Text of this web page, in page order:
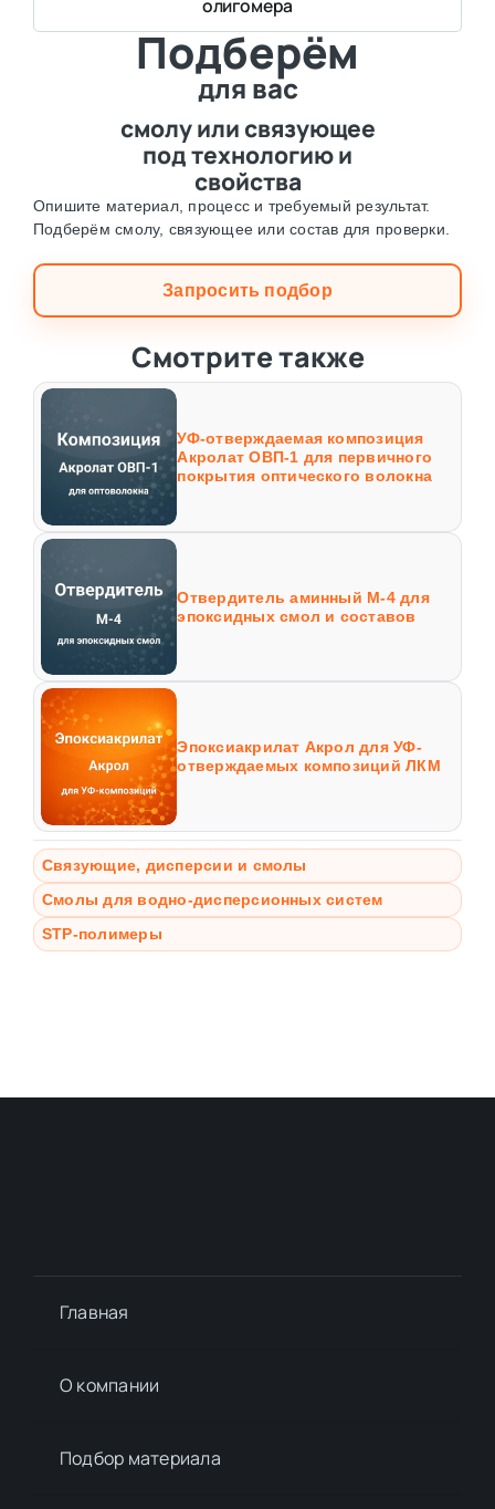
олигомера
Подберём
для вас
смолу или связующее
под технологию и
свойства
Опишите материал, процесс и требуемый результат.
Подберём смолу, связующее или состав для проверки.
Запросить подбор
Смотрите также
УФ-отверждаемая композиция
Акролат ОВП-1 для первичного
покрытия оптического волокна
Отвердитель аминный М-4 для
эпоксидных смол и составов
Эпоксиакрилат Акрол для УФ-
отверждаемых композиций ЛКМ
Связующие, дисперсии и смолы
Смолы для водно-дисперсионных систем
STP-полимеры
Главная
О компании
Подбор материалa